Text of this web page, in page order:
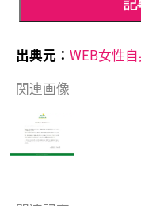
記
出典元： WEB女性
関連画像